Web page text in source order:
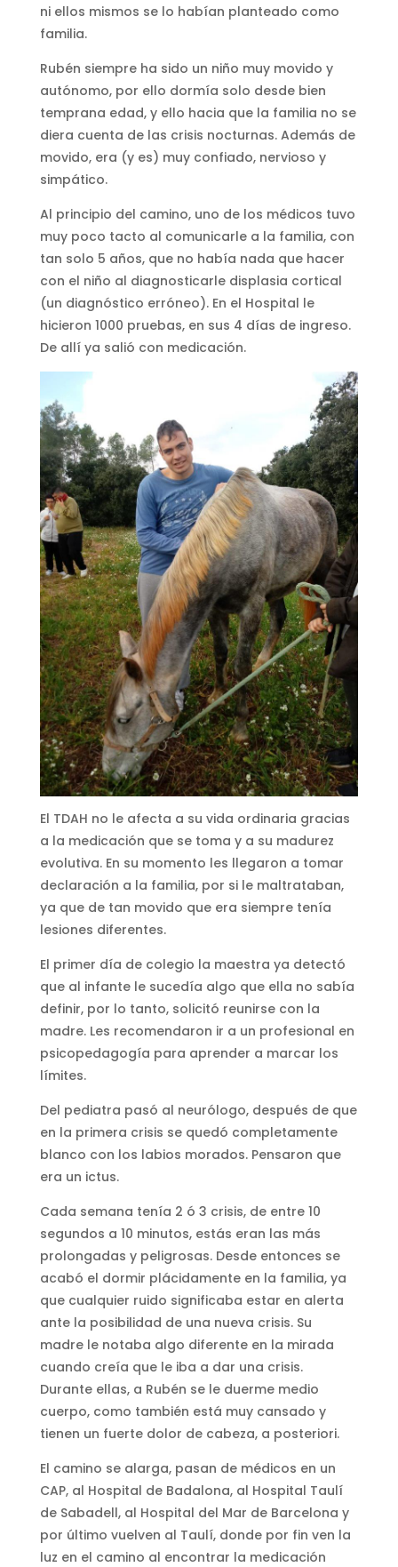
ni ellos mismos se lo habían planteado como
familia.
Rubén siempre ha sido un niño muy movido y
autónomo, por ello dormía solo desde bien
temprana edad, y ello hacia que la familia no se
diera cuenta de las crisis nocturnas. Además de
movido, era (y es) muy confiado, nervioso y
simpático.
Al principio del camino, uno de los médicos tuvo
muy poco tacto al comunicarle a la familia, con
tan solo 5 años, que no había nada que hacer
con el niño al diagnosticarle displasia cortical
(un diagnóstico erróneo). En el Hospital le
hicieron 1000 pruebas, en sus 4 días de ingreso.
De allí ya salió con medicación.
El TDAH no le afecta a su vida ordinaria gracias
a la medicación que se toma y a su madurez
evolutiva. En su momento les llegaron a tomar
declaración a la familia, por si le maltrataban,
ya que de tan movido que era siempre tenía
lesiones diferentes.
El primer día de colegio la maestra ya detectó
que al infante le sucedía algo que ella no sabía
definir, por lo tanto, solicitó reunirse con la
madre. Les recomendaron ir a un profesional en
psicopedagogía para aprender a marcar los
límites.
Del pediatra pasó al neurólogo, después de que
en la primera crisis se quedó completamente
blanco con los labios morados. Pensaron que
era un ictus.
Cada semana tenía 2 ó 3 crisis, de entre 10
segundos a 10 minutos, estás eran las más
prolongadas y peligrosas. Desde entonces se
acabó el dormir plácidamente en la familia, ya
que cualquier ruido significaba estar en alerta
ante la posibilidad de una nueva crisis. Su
madre le notaba algo diferente en la mirada
cuando creía que le iba a dar una crisis.
Durante ellas, a Rubén se le duerme medio
cuerpo, como también está muy cansado y
tienen un fuerte dolor de cabeza, a posteriori.
El camino se alarga, pasan de médicos en un
CAP, al Hospital de Badalona, al Hospital Taulí
de Sabadell, al Hospital del Mar de Barcelona y
por último vuelven al Taulí, donde por fin ven la
luz en el camino al encontrar la medicación